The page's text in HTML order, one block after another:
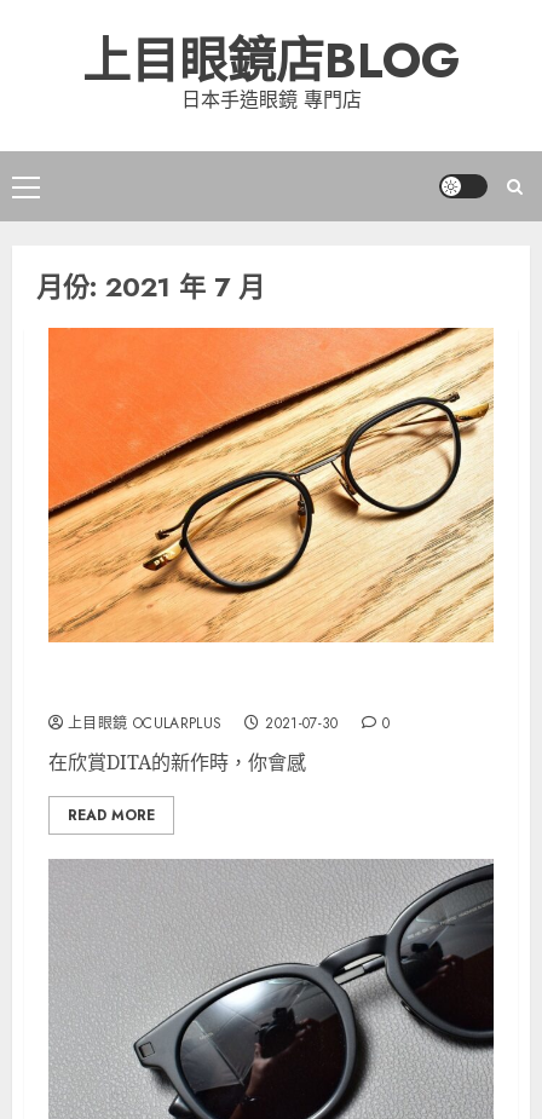
上目眼鏡店BLOG
日本手造眼鏡 專門店
Primary
Menu
月份: 2021 年 7 月
上目眼鏡 OCULARPLUS 2021-07-30 0
在欣賞DITA的新作時，你會感
READ MORE